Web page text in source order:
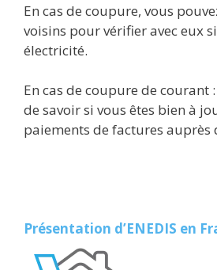
En cas de coupure, vous
voisins pour vérifier avec eux
électricité.
En cas de coupure de
de savoir si vous êtes bien à
paiements de factures auprès
Présentation d’ENEDIS en